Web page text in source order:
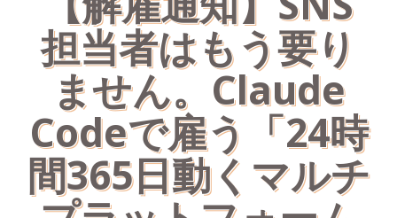
担当者はもう要り
ません。Claude
Codeで雇う「24時
間365日動くマルチ